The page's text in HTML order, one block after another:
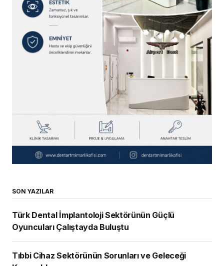
SON YAZILAR
Türk Dental İmplantoloji Sektörünün Güçlü
Oyuncuları Çalıştayda Buluştu
Tıbbi Cihaz Sektörünün Sorunları ve Geleceği